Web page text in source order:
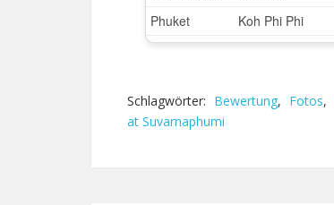
Schlagwörter: Bewertung, Fotos,
at Suvarnaphumi